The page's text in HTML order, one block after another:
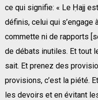
ce qui signifie: « Le Ḥajj
définis, celui qui s’engage
commette ni de rapports
de débats inutiles. Et tout
sait. Et prenez des
provisions, c’est la piété.
les devoirs et en évitant